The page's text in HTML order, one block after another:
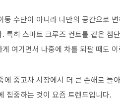
동 수단이 아니라 나만의 공간으로
특히 스마트 크루즈 컨트롤 같은 첨
여기면서 나중에 차를 되팔 때도
에 중고차 시장에서 더 큰 손해로 돌
집중하는 것이 요즘 트렌드입니다.